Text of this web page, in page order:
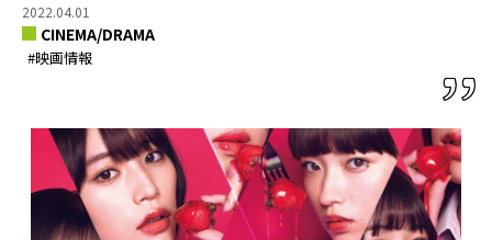
2022.04.01
CINEMA/DRAMA
#映画情報